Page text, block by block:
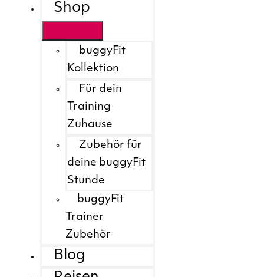
Shop
buggyFit
Kollektion
Für dein
Training
Zuhause
Zubehör für
deine buggyFit
Stunde
buggyFit
Trainer
Zubehör
Blog